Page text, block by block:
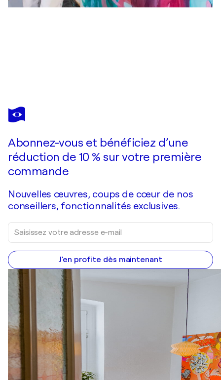
PETRA PENZ
Matrilineal Gardens No. 15
Abonnez-vous et bénéficiez d’une
réduction de 10 % sur votre première
commande
Nouvelles œuvres, coups de cœur de nos
conseillers, fonctionnalités exclusives.
J'en profite dès maintenant